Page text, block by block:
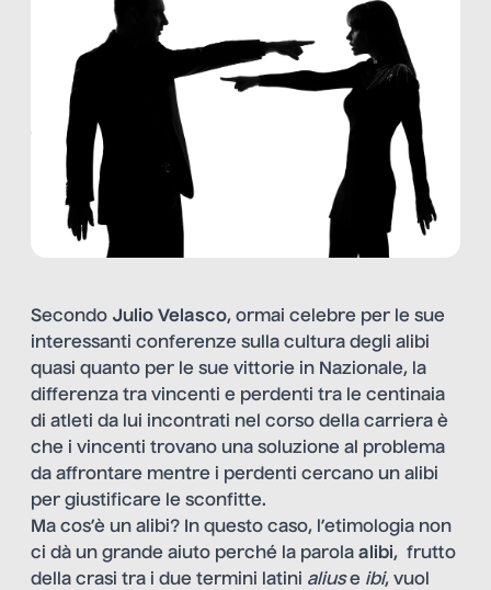
Secondo Julio Velasco, ormai celebre per le sue
interessanti conferenze sulla cultura degli alibi
quasi quanto per le sue vittorie in Nazionale, la
differenza tra vincenti e perdenti tra le centinaia
di atleti da lui incontrati nel corso della carriera è
che i vincenti trovano una soluzione al problema
da affrontare mentre i perdenti cercano un alibi
per giustificare le sconfitte.
Ma cos’è un alibi? In questo caso, l’etimologia non
ci dà un grande aiuto perché la parola alibi, frutto
della crasi tra i due termini latini aliuse ibi, vuol